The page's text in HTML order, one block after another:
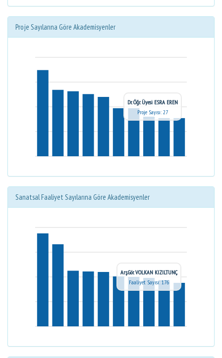
Proje Sayılarına Göre Akademisyenler
Dr. Öğr. Üyesi ESRA EREN
Proje Sayısı: 27
Sanatsal Faaliyet Sayılarına Göre Akademisyenler
Arş.Gör. VOLKAN KIZILTUNÇ
Faaliyet Sayısı: 176